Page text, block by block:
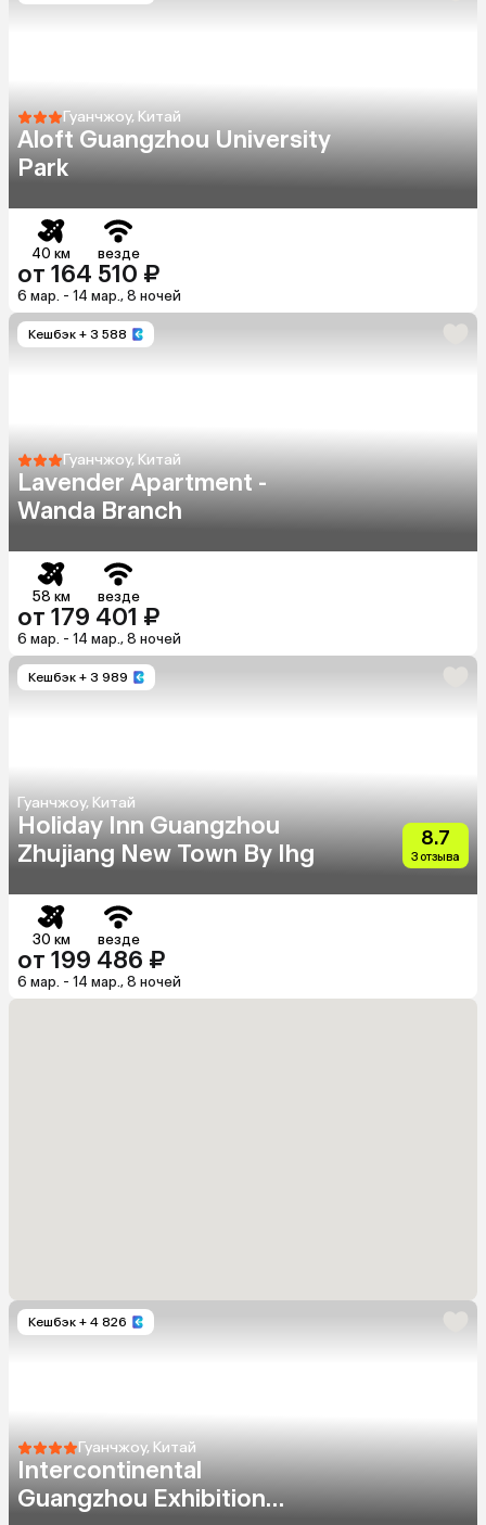
Гуанчжоу, Китай
Aloft Guangzhou University
Park
40 км везде
от 164 510 ₽
6 мар. - 14 мар., 8 ночей
Кешбэк + 3 588
Гуанчжоу, Китай
Lavender Apartment -
Wanda Branch
58 км везде
от 179 401 ₽
6 мар. - 14 мар., 8 ночей
Кешбэк + 3 989
Гуанчжоу, Китай
Holiday Inn Guangzhou
Zhujiang New Town By Ihg
8.7
3 отзыва
30 км везде
от 199 486 ₽
6 мар. - 14 мар., 8 ночей
Кешбэк + 4 826
Гуанчжоу, Китай
Intercontinental
Guangzhou Exhibition